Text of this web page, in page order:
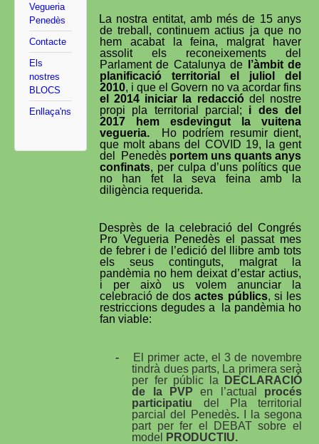
Vegueria
Penedès
Contacte
Els
nostres
BLOCS
Enllaça'ns
La nostra entitat, amb més de 15 anys
de treball, continuem actius ja que no
hem acabat la feina, malgrat haver
assolit els reconeixements del
Parlament de Catalunya de
l’àmbit de
planificació territorial el juliol del
2010, i que el Govern no va acordar fins
el 2014 iniciar la redacció del nostre
propi pla territorial parcial; i des del
2017 hem esdevingut la vuitena
vegueria.
Ho podríem resumir dient,
que molt abans del COVID 19, la gent
del
Penedès portem uns quants anys
confinats, per culpa d’uns polítics que
no han fet la seva feina amb la
diligència requerida.
Desprès de la celebració del Congrés
Pro Vegueria Penedès el passat mes
de febrer i de l’edició del llibre amb tots
els seus continguts, malgrat la
pandèmia no hem deixat d’estar actius,
i per això us volem anunciar la
celebració de dosactes públics, si les
restriccions degudes a
la pandèmia ho
fan viable:
-
El primer acte, el 3 de novembre
tindrà dues parts, La primera serà
per fer públic la
DECLARACIÓ
de la PVP en l’actual
procés
participatiu del Pla territorial
parcial del Penedès.
I la segona
part per fer el DEBAT sobre el
model
PRODUCTIU.